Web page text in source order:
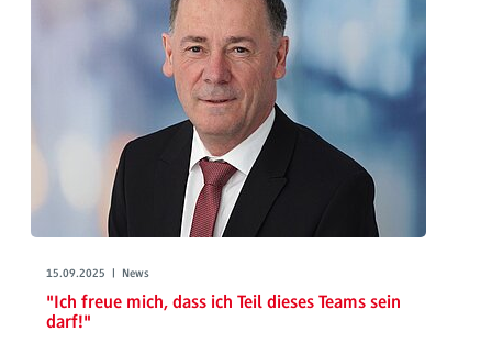
15.09.2025 | News
"Ich freue mich, dass ich Teil dieses Teams sein
darf!"